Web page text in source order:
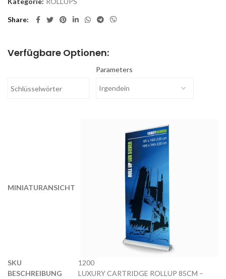
Share
Verfügbare Optionen:
Parameters
1200
LUXURY CARTRIDGE ROLLUP 85CM –